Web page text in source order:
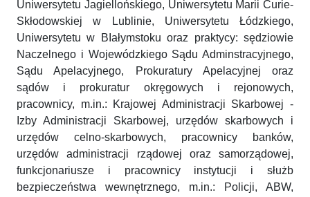
Uniwersytetu Jagiellońskiego, Uniwersytetu Marii Curie-
Skłodowskiej w Lublinie, Uniwersytetu Łódzkiego,
Uniwersytetu w BIałymstoku oraz praktycy: sędziowie
Naczelnego i Wojewódzkiego Sądu Adminstracyjnego,
Sądu Apelacyjnego, Prokuratury Apelacyjnej oraz
sądów i prokuratur okręgowych i rejonowych,
pracownicy, m.in.: Krajowej Administracji Skarbowej -
Izby Administracji Skarbowej, urzędów skarbowych i
urzędów celno-skarbowych, pracownicy banków,
urzędów administracji rządowej oraz samorządowej,
funkcjonariusze i pracownicy instytucji i służb
bezpieczeństwa wewnętrznego, m.in.: Policji, ABW,